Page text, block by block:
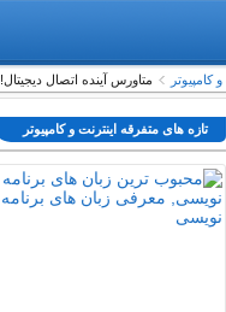
كامپيوتر متاورس آینده اتصال دیجیتال!
تازه های متفرقه اينترنت و كامپيوتر